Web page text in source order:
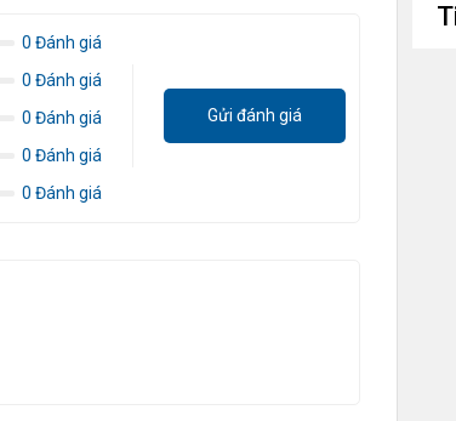
xúc lớn hơn 20% trên két nước để gia tăng hiệu
0 Đánh giá
0 Đánh giá
0 Đánh giá
0 Đánh giá
0 Đánh giá
Gửi đánh giá